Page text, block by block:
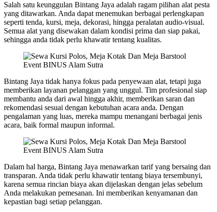
Salah satu keunggulan Bintang Jaya adalah ragam pilihan alat pesta
yang ditawarkan. Anda dapat menemukan berbagai perlengkapan
seperti tenda, kursi, meja, dekorasi, hingga peralatan audio-visual.
Semua alat yang disewakan dalam kondisi prima dan siap pakai,
sehingga anda tidak perlu khawatir tentang kualitas.
Bintang Jaya tidak hanya fokus pada penyewaan alat, tetapi juga
memberikan layanan pelanggan yang unggul. Tim profesional siap
membantu anda dari awal hingga akhir, memberikan saran dan
rekomendasi sesuai dengan kebutuhan acara anda. Dengan
pengalaman yang luas, mereka mampu menangani berbagai jenis
acara, baik formal maupun informal.
Dalam hal harga, Bintang Jaya menawarkan tarif yang bersaing dan
transparan. Anda tidak perlu khawatir tentang biaya tersembunyi,
karena semua rincian biaya akan dijelaskan dengan jelas sebelum
Anda melakukan pemesanan. Ini memberikan kenyamanan dan
kepastian bagi setiap pelanggan.